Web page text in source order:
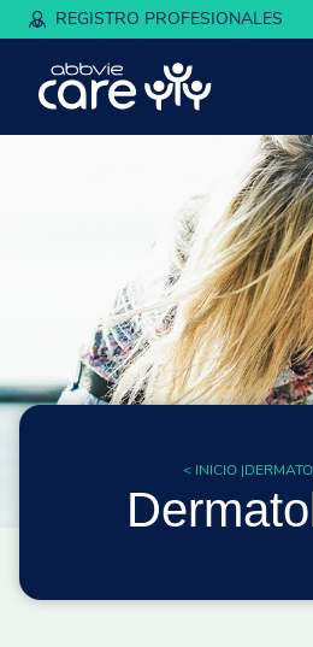
REGISTRO PROFESIONALES
< INICIO |